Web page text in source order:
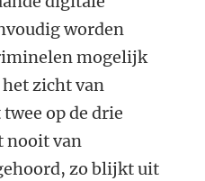
worden
mogelijk
zicht van
op de drie
nooit van
zo blijkt uit